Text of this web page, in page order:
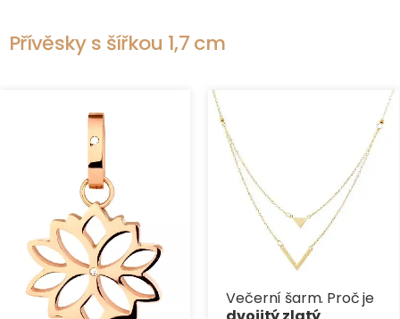
Přívěsky s šířkou 1,7 cm
Večerní šarm. Proč je